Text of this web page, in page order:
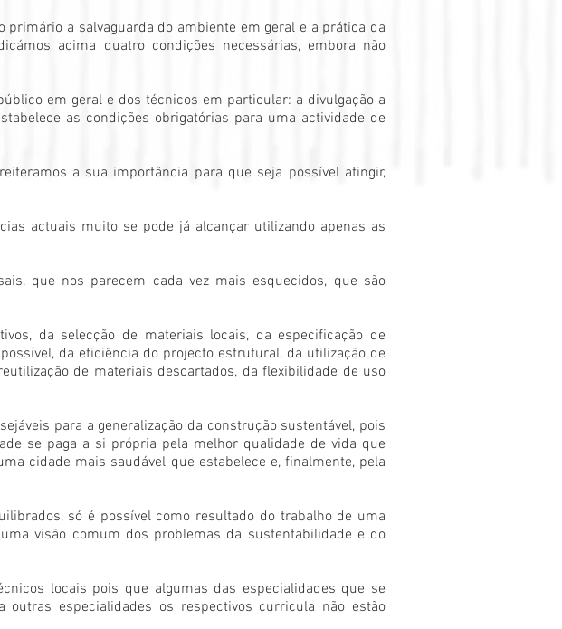
a salvaguarda do ambiente em geral e a prática da
acima quatro condições necessárias, embora não
em geral e dos técnicos em particular: a divulgação a
as condições obrigatórias para uma actividade de
a sua importância para que seja possível atingir,
actuais muito se pode já alcançar utilizando apenas as
que nos parecem cada vez mais esquecidos, que são
da selecção de materiais locais, da especificação de
da eficiência do projecto estrutural, da utilização de
de materiais descartados, da flexibilidade de uso
para a generalização da construção sustentável, pois
se paga a si própria pela melhor qualidade de vida que
cidade mais saudável que estabelece e, finalmente, pela
só é possível como resultado do trabalho de uma
visão comum dos problemas da sustentabilidade e do
locais pois que algumas das especialidades que se
especialidades os respectivos curricula não estão